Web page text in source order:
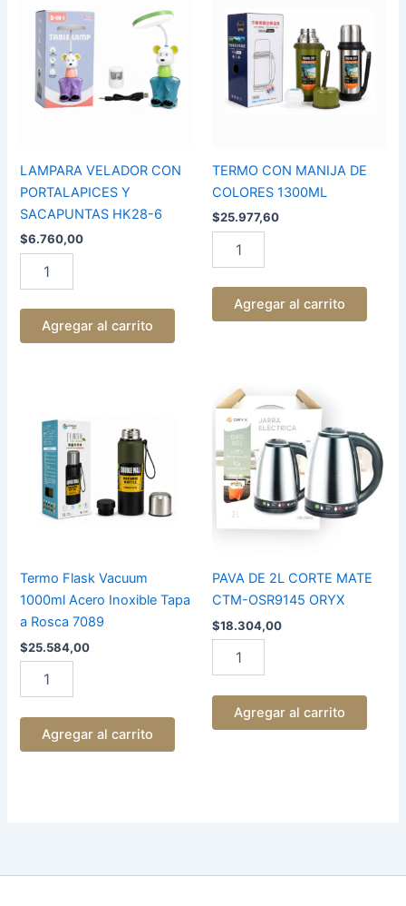
LAMPARA VELADOR CON
PORTALAPICES Y
SACAPUNTAS HK28-6
$6.760,00
CON
PORTALAPICES
SACAPUNTAS
HK28-
Agregar al carrito
TERMO CON MANIJA DE
COLORES 1300ML
$25.977,60
MANIJA
COLORES
1300ML
cantidad
Agregar al carrito
Termo Flask Vacuum
1000ml Acero Inoxible Tapa
a Rosca 7089
$25.584,00
Vacuum
1000ml
Acero
Inoxible
Tapa
cantidad
Agregar al carrito
PAVA DE 2L CORTE MATE
CTM-OSR9145 ORYX
$18.304,00
PAVA
DE
2L
CORTE
MATE
CTM-
OSR9145
ORYX
Agregar al carrito